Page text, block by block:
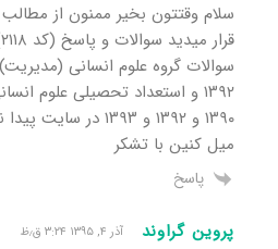
سلام وقتتون بخیر ممنون از
۱۳۹۲ و استعداد تحصیلی علوم
۱۳۹۰ و ۱۳۹۲ و ۱۳۹۳ در
میل کنین با تشکر
پاسخ
پروین گراوند آذر ۴, ۱۳۹۵ ۳:۲۴ ق٫ظ